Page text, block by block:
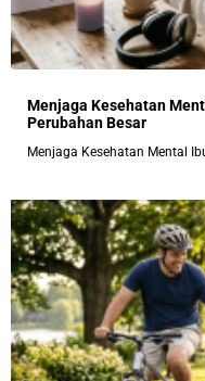
Menjaga Kesehatan
Perubahan Besar
Menjaga Kesehatan Mental